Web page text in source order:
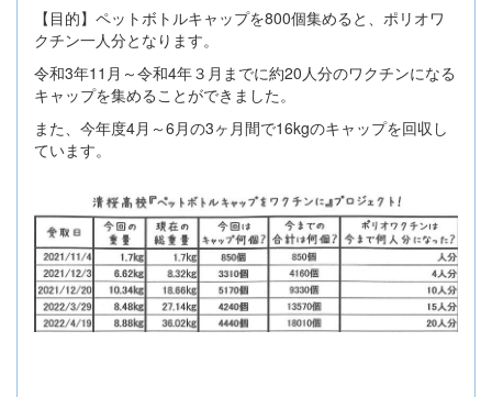
【目的】ペットボトルキャップを800個集めると、ポリオワ
クチン一人分となります。
令和3年11月～令和4年３月までに約20人分のワクチンになる
キャップを集めることができました。
また、今年度4月～6月の3ヶ月間で16kgのキャップを回収し
ています。